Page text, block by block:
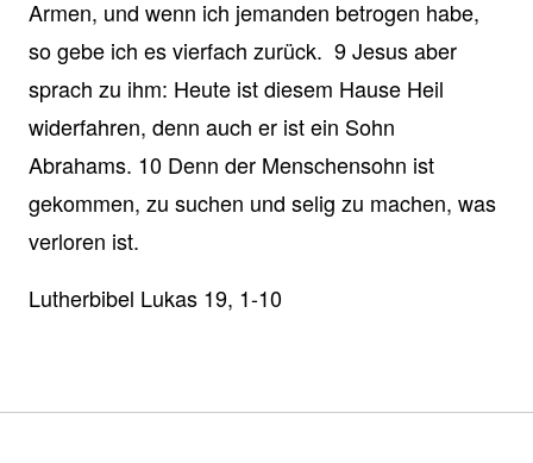
Armen, und wenn ich jemanden betrogen habe,
so gebe ich es vierfach zurück. 9 Jesus aber
sprach zu ihm: Heute ist diesem Hause Heil
widerfahren, denn auch er ist ein Sohn
Abrahams. 10 Denn der Menschensohn ist
gekommen, zu suchen und selig zu machen, was
verloren ist.
Lutherbibel Lukas 19, 1-10